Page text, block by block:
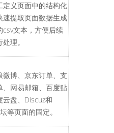
定义页面中的结构化
速提取页面数据生成
csv文本，方便后续
理。
微博、京东订单、支
、网易邮箱、百度贴
云盘、Discuz和
等页面的固定。